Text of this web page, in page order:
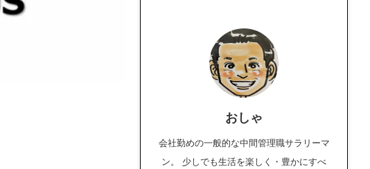
おしゃ
会社勤めの一般的な中間管理職サラリーマ
ン。 少しでも生活を楽しく・豊かにすべ